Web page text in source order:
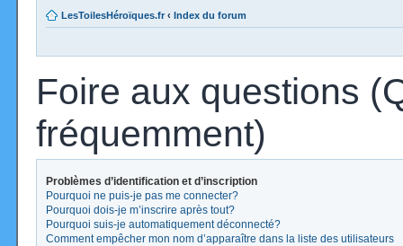
LesToilesHéroïques.fr ‹ Index du forum
Foire aux questions
fréquemment)
Problèmes d’identification et d’inscription
Pourquoi ne puis-je pas me connecter?
Pourquoi dois-je m’inscrire après tout?
Pourquoi suis-je automatiquement déconnecté?
Comment empêcher mon nom d’apparaître dans la liste des utilisateurs